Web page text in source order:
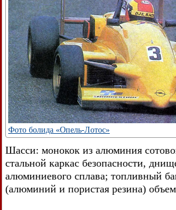
Фото болида «Опель-Лотос»
Шасси: монокок из алюминия
стальной каркас безопасности,
алюминиевого сплава; топливный
(алюминий и пористая резина)